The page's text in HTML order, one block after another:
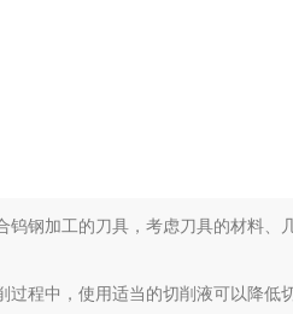
钨钢加工的刀具，考虑刀具的材料
过程中，使用适当的切削液可以降